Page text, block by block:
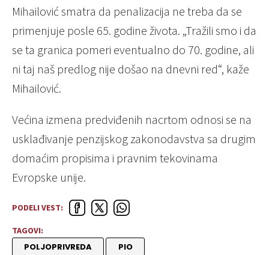
Mihailović smatra da penalizacija ne treba da se
primenjuje posle 65. godine života. „Tražili smo i da
se ta granica pomeri eventualno do 70. godine, ali
ni taj naš predlog nije došao na dnevni red“, kaže
Mihailović.
Većina izmena predviđenih nacrtom odnosi se na
usklađivanje penzijskog zakonodavstva sa drugim
domaćim propisima i pravnim tekovinama
Evropske unije.
PODELI VEST:
TAGOVI:
POLJOPRIVREDA PIO